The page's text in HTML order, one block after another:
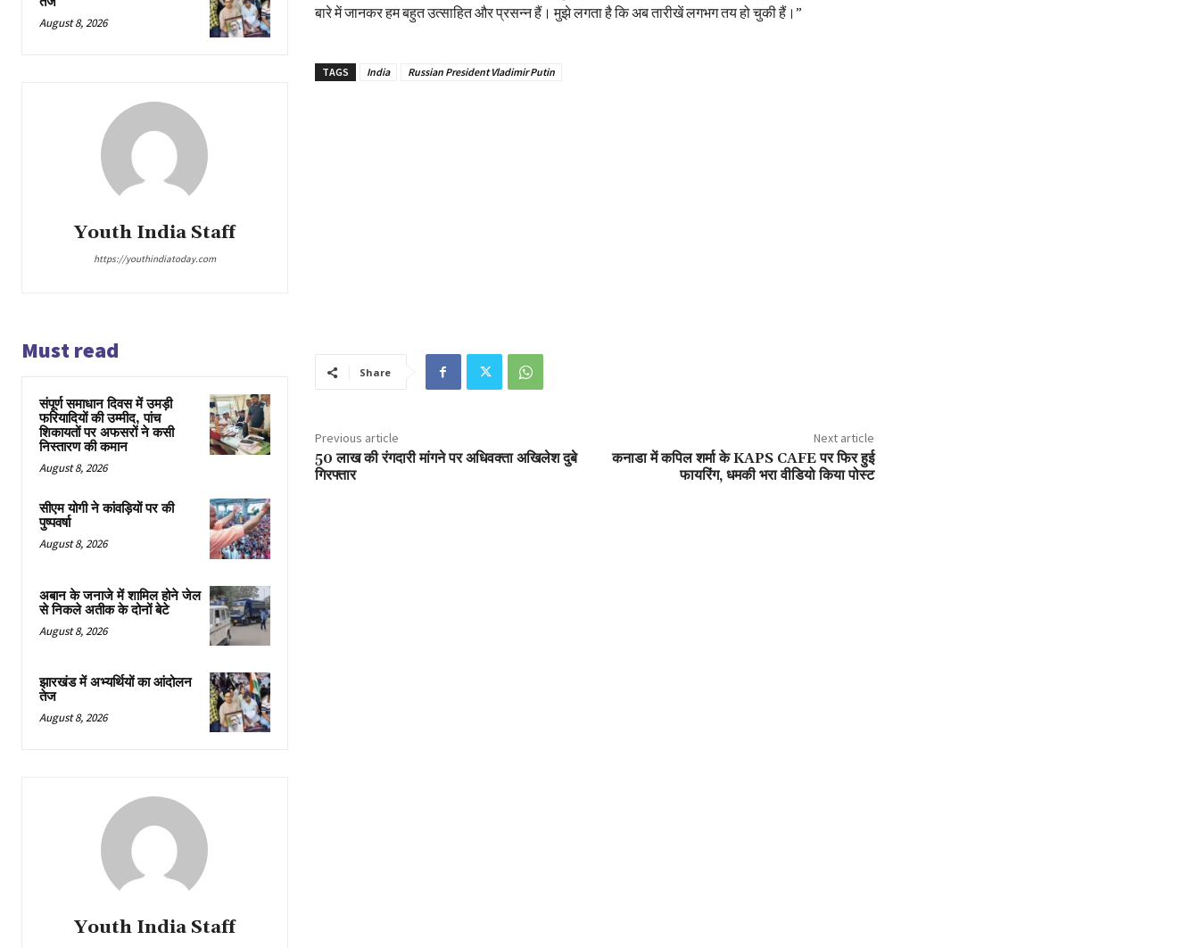
August 8, 2026
Youth India Staff
https://youthindiatoday.com
बारे में जानकर हम बहुत उत्साहित और प्रसन्न हैं। मुझे लगता है कि अब तारीखें लगभग तय हो चुकी हैं।”
TAGS India Russian President Vladimir Putin
Must read
संपूर्ण समाधान दिवस में उमड़ी
फरियादियों की उम्मीद, पांच
शिकायतों पर अफसरों ने कसी
निस्तारण की कमान
August 8, 2026
सीएम योगी ने कांवड़ियों पर की
पुष्पवर्षा
August 8, 2026
अबान के जनाजे में शामिल होने जेल
से निकले अतीक के दोनों बेटे
August 8, 2026
झारखंड में अभ्यर्थियों का आंदोलन
तेज
August 8, 2026
Youth India Staff
Share
Previous article
50 लाख की रंगदारी मांगने पर अधिवक्ता अखिलेश दुबे
गिरफ्तार
Next article
कनाडा में कपिल शर्मा के KAPS CAFE पर फिर हुई
फायरिंग, धमकी भरा वीडियो किया पोस्ट